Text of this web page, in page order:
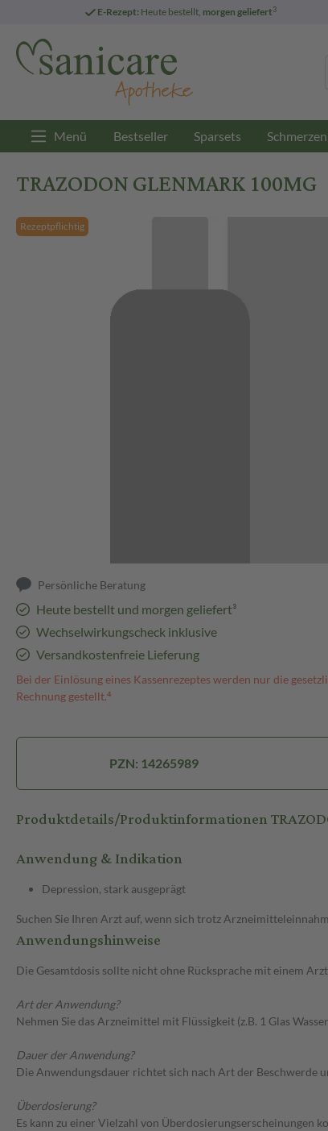
E-Rezept: Heute bestellt, morgen geliefert3
Menü Bestseller Sparsets
TRAZODON GLENMARK 100MG
Rezeptpflichtig
Persönliche Beratung
Heute bestellt und morgen geliefert³
Wechselwirkungscheck inklusive
Versandkostenfreie Lieferung
Bei der Einlösung eines Kassenrezeptes werden nur die
Rechnung gestellt.⁴
PZN: 14265989
Produktdetails/Produktinformationen
Anwendung & Indikation
Depression, stark ausgeprägt
Suchen Sie Ihren Arzt auf, wenn sich trotz
Anwendungshinweise
Die Gesamtdosis sollte nicht ohne Rücksprache mit einem
Art der Anwendung?
Nehmen Sie das Arzneimittel mit Flüssigkeit (z.B. 1 Glas
Dauer der Anwendung?
Die Anwendungsdauer richtet sich nach Art der Beschwerde
Überdosierung?
Es kann zu einer Vielzahl von Überdosierungserscheinungen